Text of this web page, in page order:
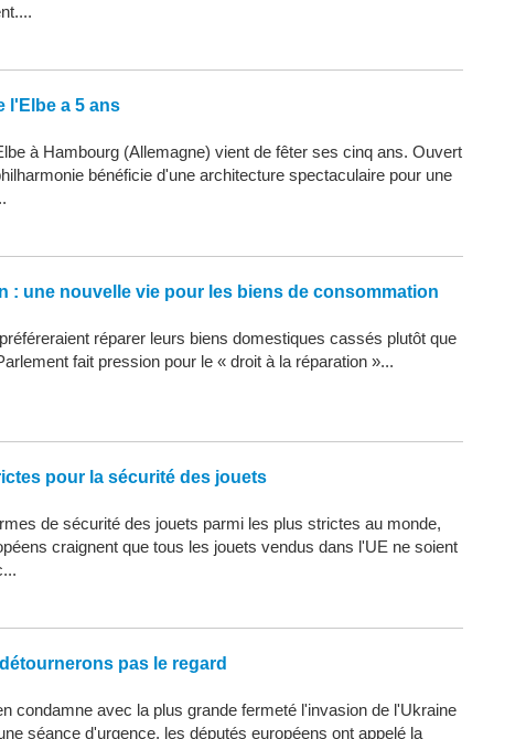
l'Elbe a 5 ans
à Hambourg (Allemagne) vient de fêter ses cinq ans. Ouvert
bénéficie d'une architecture spectaculaire pour une
: une nouvelle vie pour les biens de consommation
réparer leurs biens domestiques cassés plutôt que
fait pression pour le « droit à la réparation »...
pour la sécurité des jouets
de sécurité des jouets parmi les plus strictes au monde,
craignent que tous les jouets vendus dans l'UE ne soient
pas le regard
condamne avec la plus grande fermeté l'invasion de l'Ukraine
séance d'urgence, les députés européens ont appelé la